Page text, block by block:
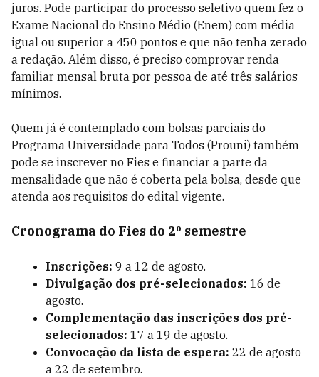
juros. Pode participar do processo seletivo quem fez o
Exame Nacional do Ensino Médio (Enem) com média
igual ou superior a 450 pontos e que não tenha zerado
a redação. Além disso, é preciso comprovar renda
familiar mensal bruta por pessoa de até três salários
mínimos.
Quem já é contemplado com bolsas parciais do
Programa Universidade para Todos (Prouni) também
pode se inscrever no Fies e financiar a parte da
mensalidade que não é coberta pela bolsa, desde que
atenda aos requisitos do edital vigente.
Cronograma do Fies do 2º semestre
Inscrições: 9 a 12 de agosto.
Divulgação dos pré-selecionados: 16 de
agosto.
Complementação das inscrições dos pré-
selecionados: 17 a 19 de agosto.
Convocação da lista de espera: 22 de agosto
a 22 de setembro.